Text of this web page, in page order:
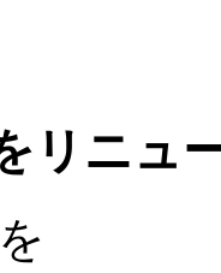
リニュ